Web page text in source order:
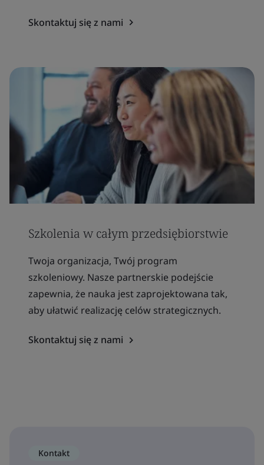
Skontaktuj się z nami
Szkolenia w całym przedsiębiorstwie
Twoja organizacja, Twój program
szkoleniowy. Nasze partnerskie podejście
zapewnia, że nauka jest zaprojektowana tak,
aby ułatwić realizację celów strategicznych.
Skontaktuj się z nami
Kontakt